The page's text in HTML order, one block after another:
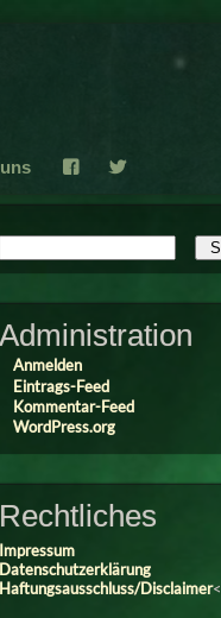
F T
Administration
Anmelden
Eintrags-Feed
Kommentar-Feed
WordPress.org
Rechtliches
Impressum
Datenschutzerklärung
Haftungsausschluss/Disclaimer<